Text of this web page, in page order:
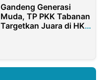
Gandeng Generasi
Muda, TP PKK Tabanan
Targetkan Juara di HKG